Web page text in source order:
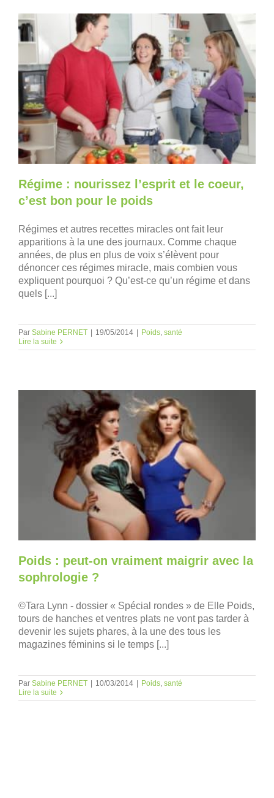
Régime : nourissez l’esprit et le coeur,
c’est bon pour le poids
Régimes et autres recettes miracles ont fait leur
apparitions à la une des journaux. Comme chaque
années, de plus en plus de voix s’élèvent pour
dénoncer ces régimes miracle, mais combien vous
expliquent pourquoi ? Qu’est-ce qu’un régime et dans
quels [...]
Par Sabine PERNET 19/05/2014 Poids, santé
Lire la suite
Poids : peut-on vraiment maigrir avec la
sophrologie ?
©Tara Lynn - dossier « Spécial rondes » de Elle Poids,
tours de hanches et ventres plats ne vont pas tarder à
devenir les sujets phares, à la une des tous les
magazines féminins si le temps [...]
Par Sabine PERNET 10/03/2014 Poids, santé
Lire la suite